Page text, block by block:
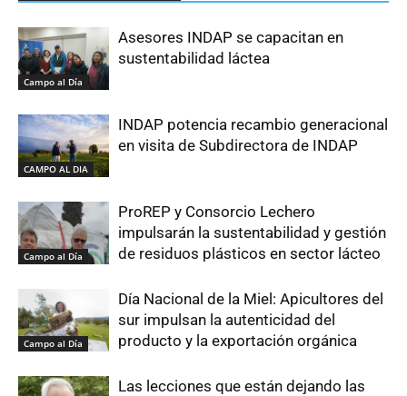
Campo al Día
Asesores INDAP se capacitan en
sustentabilidad láctea
CAMPO AL DIA
INDAP potencia recambio generacional
en visita de Subdirectora de INDAP
Campo al Día
ProREP y Consorcio Lechero
impulsarán la sustentabilidad y gestión
de residuos plásticos en sector lácteo
Campo al Día
Día Nacional de la Miel: Apicultores del
sur impulsan la autenticidad del
producto y la exportación orgánica
Las lecciones que están dejando las